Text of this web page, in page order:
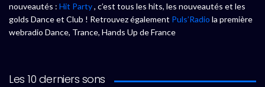
nouveautés : Hit Party, c’est tous les hits, les nouveautés et les
golds Dance et Club ! Retrouvez également Puls’Radio la première
webradio Dance, Trance, Hands Up de France
Les 10 derniers sons